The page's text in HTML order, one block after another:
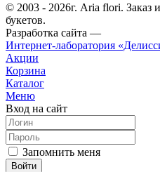
© 2003 - 2026г. Aria flori. Заказ
букетов.
Разработка сайта —
Интернет-лаборатория
Акции
Корзина
Каталог
Меню
Вход на сайт
Запомнить меня